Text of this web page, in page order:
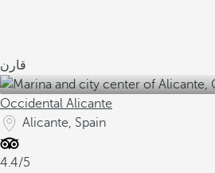
قارن
Occidental Alicante
Alicante, Spain
4.4/5